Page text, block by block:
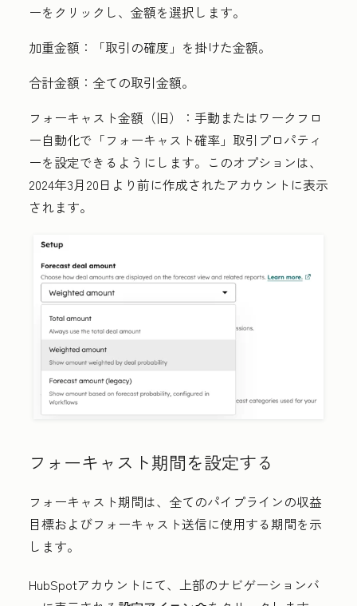
ーをクリックし、 金額を選択します。
加重金額 ：「取引の確度」を掛けた金額。
合計金額 ：全ての取引金額。
フォーキャスト金額（旧）
：手動またはワークフロ
ー自動化で「フォーキャスト確率 」取引プロパティ
ーを設定できるようにします。このオプションは、
2024年3月20日より前に作成されたアカウントに表示
されます。
フォーキャスト期間を設定する
フォーキャスト期間は、全てのパイプラインの収益
目標およびフォーキャスト送信に使用する期間を示
します。
HubSpotアカウントにて、上部のナビゲーションバ